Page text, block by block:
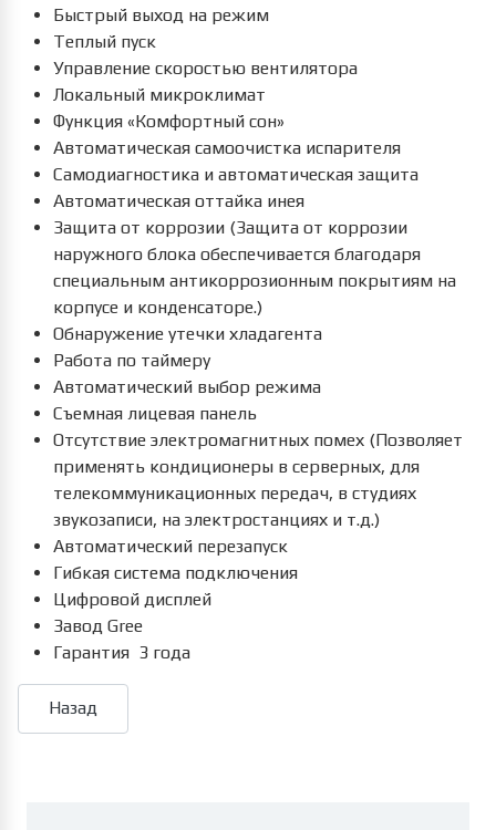
Быстрый выход на режим
Теплый пуск
Управление скоростью вентилятора
Локальный микроклимат
Функция «Комфортный сон»
Автоматическая самоочистка испарителя
Самодиагностика и автоматическая защита
Автоматическая оттайка инея
Защита от коррозии (Защита от коррозии
наружного блока обеспечивается благодаря
специальным антикоррозионным покрытиям на
корпусе и конденсаторе.)
Обнаружение утечки хладагента
Работа по таймеру
Автоматический выбор режима
Съемная лицевая панель
Отсутствие электромагнитных помех (Позволяет
применять кондиционеры в серверных, для
телекоммуникационных передач, в студиях
звукозаписи, на электростанциях и т.д.)
Автоматический перезапуск
Гибкая система подключения
Цифровой дисплей
Завод Gree
Гарантия 3 года